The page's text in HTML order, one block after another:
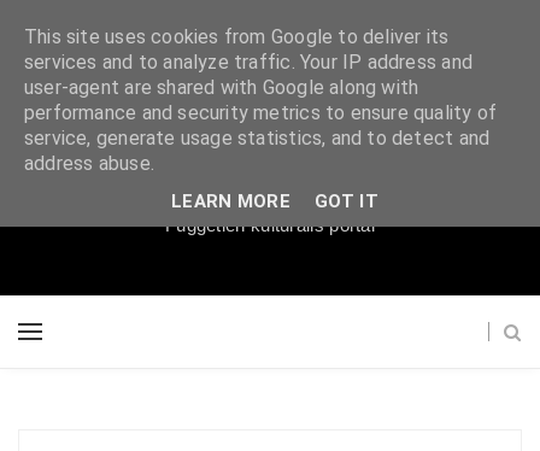
Súgópéldány
Független kulturális portál
This site uses cookies from Google to deliver its
services and to analyze traffic. Your IP address and
user-agent are shared with Google along with
performance and security metrics to ensure quality of
service, generate usage statistics, and to detect and
address abuse.
LEARN MORE GOT IT